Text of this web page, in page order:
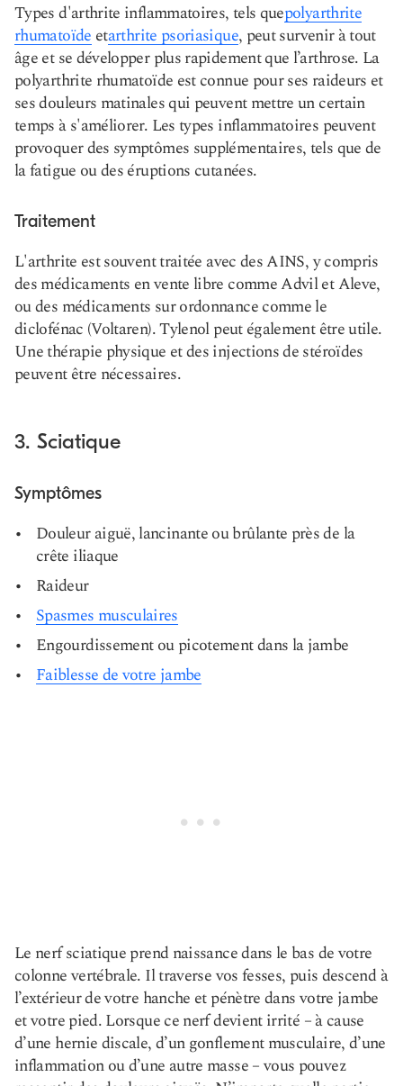
Types d'arthrite inflammatoires, tels quepolyarthrite
rhumatoïde etarthrite psoriasique, peut survenir à tout
âge et se développer plus rapidement que l’arthrose. La
polyarthrite rhumatoïde est connue pour ses raideurs et
ses douleurs matinales qui peuvent mettre un certain
temps à s'améliorer. Les types inflammatoires peuvent
provoquer des symptômes supplémentaires, tels que de
la fatigue ou des éruptions cutanées.
Traitement
L'arthrite est souvent traitée avec des AINS, y compris
des médicaments en vente libre comme Advil et Aleve,
ou des médicaments sur ordonnance comme le
diclofénac (Voltaren). Tylenol peut également être utile.
Une thérapie physique et des injections de stéroïdes
peuvent être nécessaires.
3. Sciatique
Symptômes
Douleur aiguë, lancinante ou brûlante près de la
crête iliaque
Raideur
Spasmes musculaires
Engourdissement ou picotement dans la jambe
Faiblesse de votre jambe
Le nerf sciatique prend naissance dans le bas de votre
colonne vertébrale. Il traverse vos fesses, puis descend à
l’extérieur de votre hanche et pénètre dans votre jambe
et votre pied. Lorsque ce nerf devient irrité – à cause
d’une hernie discale, d’un gonflement musculaire, d’une
inflammation ou d’une autre masse – vous pouvez